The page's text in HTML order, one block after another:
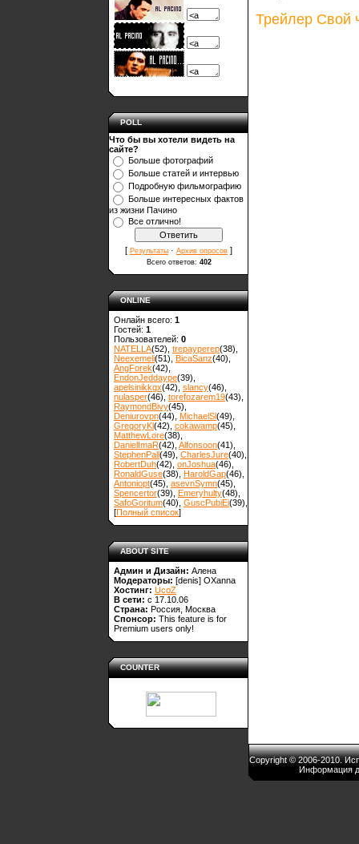
POLL
Что бы вы хотели видеть на
сайте?
Больше фотографий
Больше статей и интервью
Подробную фильмографию
Больше интересных фактов
из жизни Пачино
Все отлично!
[ Результаты · Архив опросов ]
Всего ответов: 402
ONLINE
Онлайн всего: 1
Гостей: 1
Пользователей: 0
NATELLA(52) trepayperep(38)
Neexemeli(51) BicaSanz(40)
AngForek(42)
EndonJeddaype(39)
apelsinikkgx(42) slancy(46)
nulasper(46) torefozarem19(43)
RaymondBivy(45)
Deniurovpn(44) MichaelSl(49)
GregoryKl(42) cokawamp(45)
MatthewLore(38)
DanielImaR(42) Alfonsoon(41)
StephenPall(49) CharlesJure(40)
RobertDuh(42) onJoshua(46)
RonaldGuse(38) HaroldGap(46)
Antoniopt(45) asevnSymn(45)
Spencertor(39) Emeryhulty(48)
SafoGoritum(40) GuscPubiEi(39)
[Полный список]
ABOUT SITE
Админ и Дизайн: Алена
Модераторы: [denis] OXanna
Хостинг: UcoZ
В сети: с 17.10.06
Страна: Россия, Москва
Спонсор: This feature is for
Premium users only!
COUNTER
Трейлер Свой
Copyright © 2006-2010.
Информация